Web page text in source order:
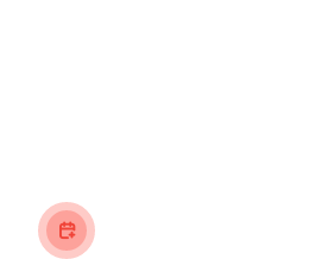
calendar_plus